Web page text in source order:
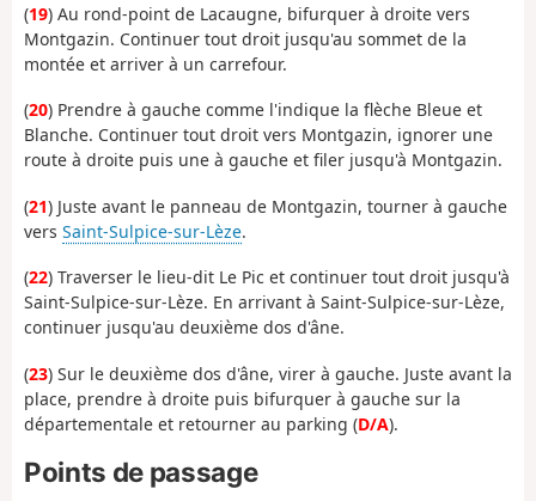
(19) Au rond-point de Lacaugne, bifurquer à droite vers
Montgazin. Continuer tout droit jusqu'au sommet de la
montée et arriver à un carrefour.
(20) Prendre à gauche comme l'indique la flèche Bleue et
Blanche. Continuer tout droit vers Montgazin, ignorer une
route à droite puis une à gauche et filer jusqu'à Montgazin.
(21) Juste avant le panneau de Montgazin, tourner à gauche
vers Saint-Sulpice-sur-Lèze.
(22) Traverser le lieu-dit Le Pic et continuer tout droit jusqu'à
Saint-Sulpice-sur-Lèze. En arrivant à Saint-Sulpice-sur-Lèze,
continuer jusqu'au deuxième dos d'âne.
(23) Sur le deuxième dos d'âne, virer à gauche. Juste avant la
place, prendre à droite puis bifurquer à gauche sur la
départementale et retourner au parking (D/A).
Points de passage